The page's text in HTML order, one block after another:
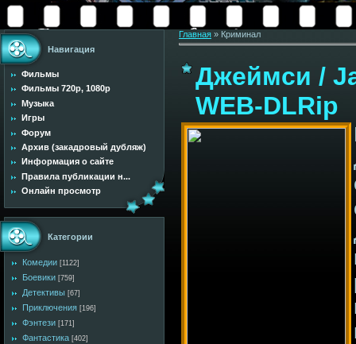
Навигация
Фильмы
Фильмы 720p, 1080p
Музыка
Игры
Форум
Архив (закадровый дубляж)
Информация о сайте
Правила публикации н...
Онлайн просмотр
Категории
Комедии [1122]
Боевики [759]
Детективы [67]
Приключения [196]
Фэнтези [171]
Фантастика [402]
Главная » Криминал
Джеймси /
WEB-DLRip